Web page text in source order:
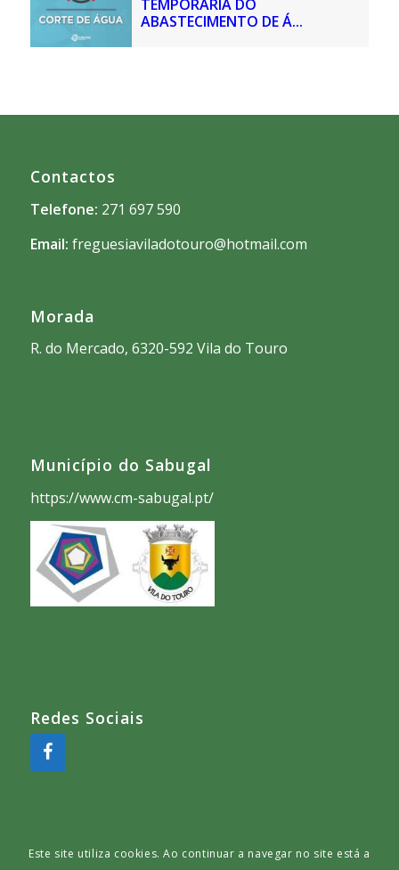
TEMPORÁRIA DO
ABASTECIMENTO DE Á...
Contactos
Telefone: 271 697 590
Email: freguesiaviladotouro@hotmail.com
Morada
R. do Mercado, 6320-592 Vila do Touro
Município do Sabugal
https://www.cm-sabugal.pt/
Redes Sociais
Este site utiliza cookies. Ao continuar a navegar no site está a